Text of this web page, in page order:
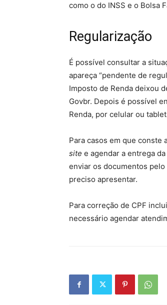
como o do INSS e o Bolsa
Regularização
É possível consultar a
apareça “pendente de
Imposto de Renda deixou
Govbr. Depois é possível
Renda, por celular ou
Para casos em que conste
site e agendar a entrega
enviar os documentos
preciso apresentar.
Para correção de CPF
necessário agendar